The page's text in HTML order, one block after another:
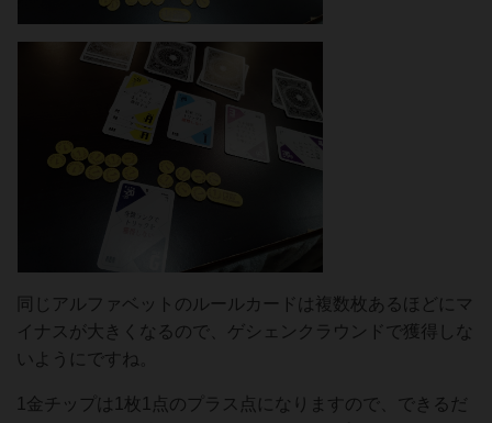
同じアルファベットのルールカードは複数枚あるほどにマ
イナスが大きくなるので、ゲシェンクラウンドで獲得しな
いようにですね。
1金チップは1枚1点のプラス点になりますので、できるだ